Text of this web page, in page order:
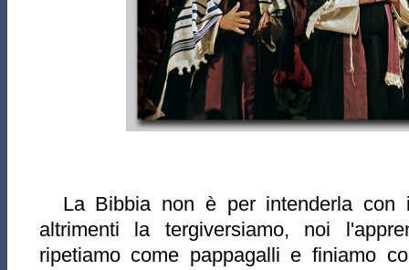
La Bibbia non è per intenderla con
altrimenti la tergiversiamo, noi
ripetiamo come pappagalli e finiamo